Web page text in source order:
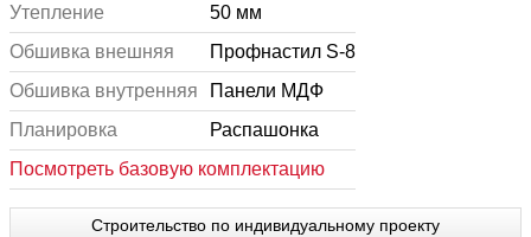
Утепление
50 мм
Обшивка внешняя
Профнастил S-8
Обшивка внутренняя
Панели МДФ
Планировка
Распашонка
Посмотреть базовую комплектацию
Строительство по индивидуальному проекту